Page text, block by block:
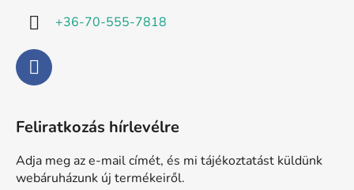
+36-70-555-7818
Feliratkozás hírlevélre
Adja meg az e-mail címét, és mi tájékoztatást küldünk
webáruházunk új termékeiről.